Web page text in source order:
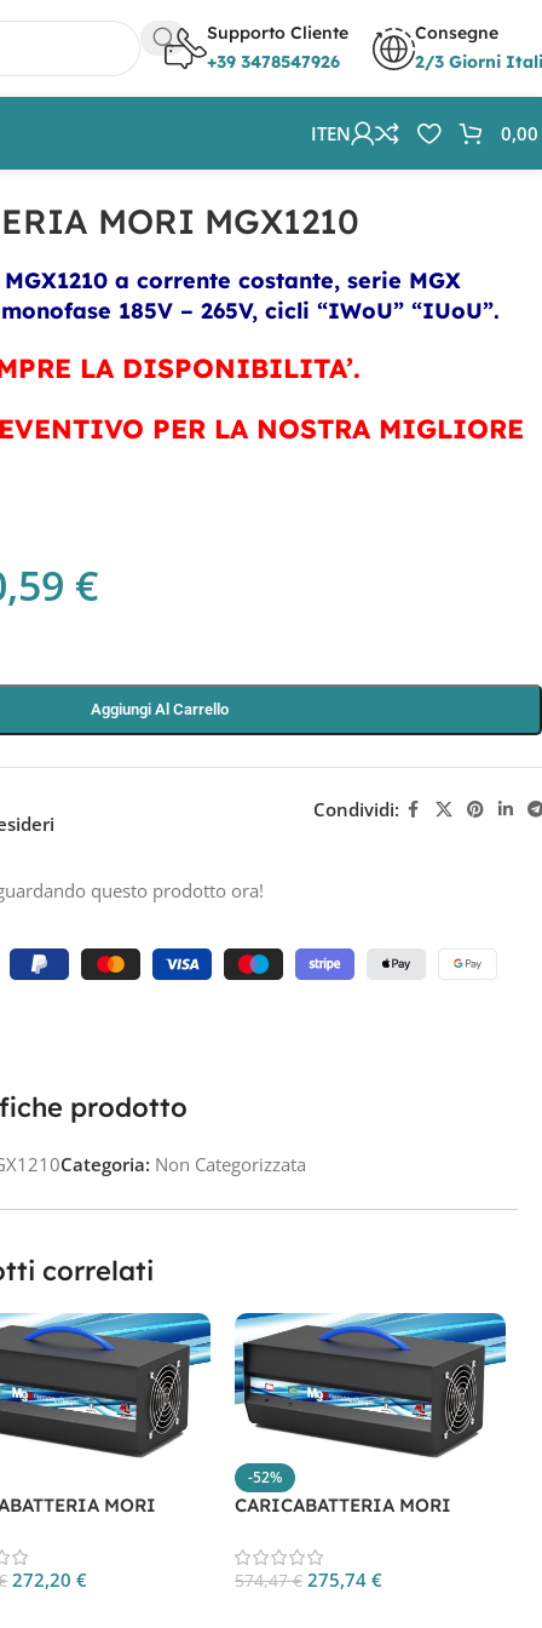
Supporto Cliente
+39 3478547926
Consegne
2/3 Giorni
ITEN
0,00
MORI MGX1210
a corrente costante, serie MGX
monofase 185V – 265V, cicli “IWoU” “IUoU”.
LA DISPONIBILITA’.
PER LA NOSTRA MIGLIORE
€
Aggiungi Al Carrello
Condividi:
questo prodotto ora!
prodotto
Categoria: Non Categorizzata
correlati
MORI
272,20€
-52%
CARICABATTERIA MORI
574,47€ 275,74€